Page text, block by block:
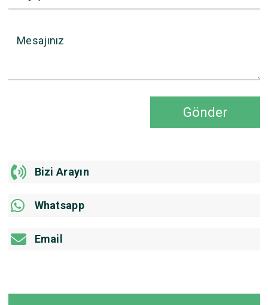
Mesajınız
Gönder
Bizi Arayın
Whatsapp
Email